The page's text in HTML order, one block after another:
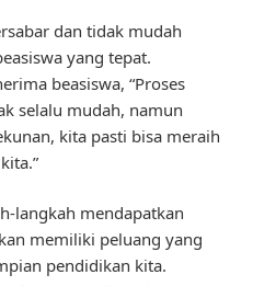
dan tidak mudah
yang tepat.
beasiswa, “Proses
selalu mudah, namun
kita pasti bisa meraih
langkah mendapatkan
memiliki peluang yang
pendidikan kita.